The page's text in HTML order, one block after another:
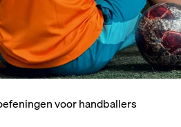
voor handballers